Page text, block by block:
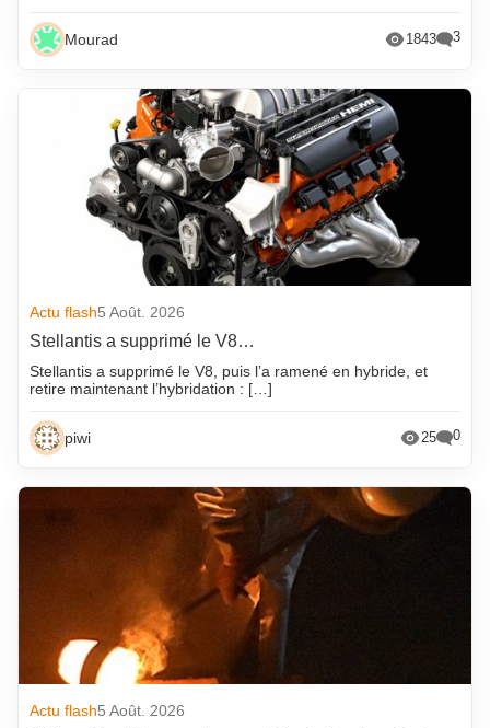
Mourad 1843 3
Actu flash5 Août. 2026
Stellantis a supprimé le V8…
Stellantis a supprimé le V8, puis l’a ramené en hybride, et
retire maintenant l’hybridation : […]
piwi 25 0
Actu flash5 Août. 2026